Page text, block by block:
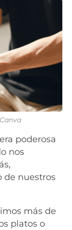
poderosa
nos
de nuestros
más de
platos o